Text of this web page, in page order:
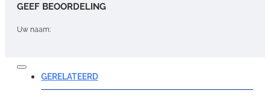
GEEF BEOORDELING
Uw naam:
Opmerking:
GERELATEERD